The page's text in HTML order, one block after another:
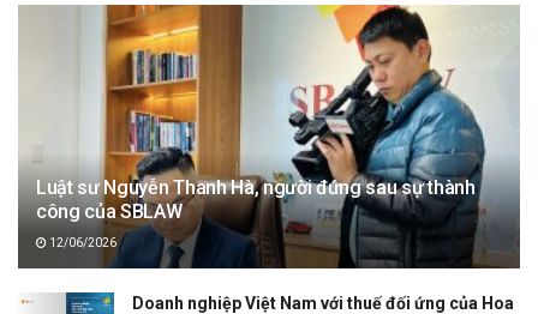
Luật sư Nguyễn Thanh Hà, người đứng sau sự thành
công của SBLAW
12/06/2026
Doanh nghiệp Việt Nam với thuế đối ứng của Hoa